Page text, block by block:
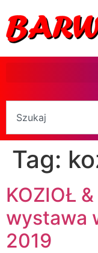
Tag:
KOZIOŁ
wystawa
2019